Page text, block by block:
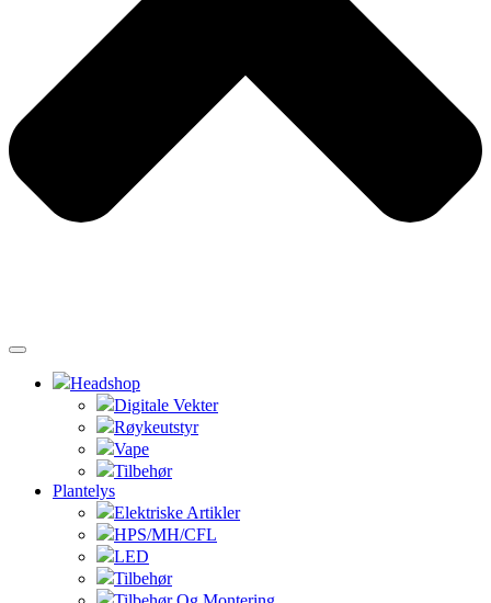
Headshop
Digitale Vekter
Røykeutstyr
Vape
Tilbehør
Plantelys
Elektriske Artikler
HPS/MH/CFL
LED
Tilbehør